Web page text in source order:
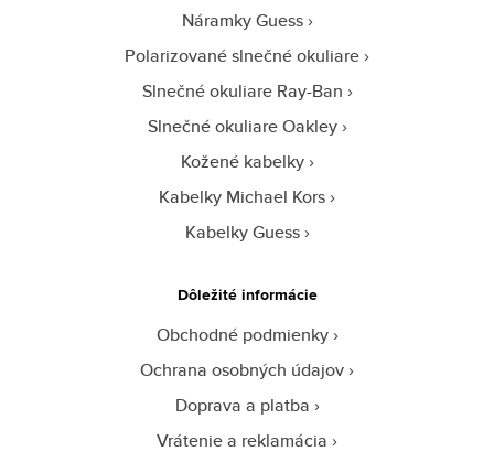
Náramky Guess
Polarizované slnečné okuliare
Slnečné okuliare Ray-Ban
Slnečné okuliare Oakley
Kožené kabelky
Kabelky Michael Kors
Kabelky Guess
Dôležité informácie
Obchodné podmienky
Ochrana osobných údajov
Doprava a platba
Vrátenie a reklamácia